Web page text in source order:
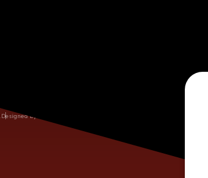
Designed by M.A.K.